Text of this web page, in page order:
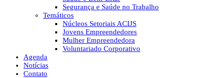
Segurança e Saúde no Trabalho
Temáticos
Núcleos Setoriais ACIJS
Jovens Empreendedores
Mulher Empreendedora
Voluntariado Corporativo
Agenda
Notícias
Contato